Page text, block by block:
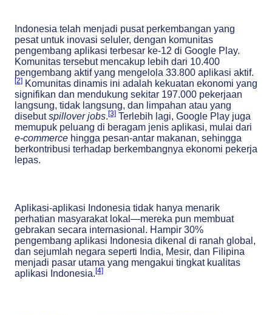
Indonesia telah menjadi pusat perkembangan yang
pesat untuk inovasi seluler, dengan komunitas
pengembang aplikasi terbesar ke-12 di Google Play.
Komunitas tersebut mencakup lebih dari 10.400
pengembang aktif yang mengelola 33.800 aplikasi aktif.
[2] Komunitas dinamis ini adalah kekuatan ekonomi yang
signifikan dan mendukung sekitar 197.000 pekerjaan
langsung, tidak langsung, dan limpahan atau yang
disebutspillover jobs.[3] Terlebih lagi, Google Play juga
memupuk peluang di beragam jenis aplikasi, mulai dari
e-commerce hingga pesan-antar makanan, sehingga
berkontribusi terhadap berkembangnya ekonomi pekerja
lepas.
Aplikasi-aplikasi Indonesia tidak hanya menarik
perhatian masyarakat lokal—mereka pun membuat
gebrakan secara internasional. Hampir 30%
pengembang aplikasi Indonesia dikenal di ranah global,
dan sejumlah negara seperti India, Mesir, dan Filipina
menjadi pasar utama yang mengakui tingkat kualitas
aplikasi Indonesia.[4]